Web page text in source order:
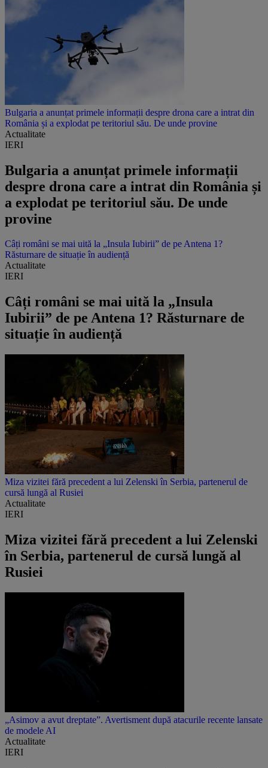
Bulgaria a anunțat primele informații despre drona care a intrat din
România și a explodat pe teritoriul său. De unde provine
Actualitate
IERI
Bulgaria a anunțat primele informații
despre drona care a intrat din România și
a explodat pe teritoriul său. De unde
provine
Câți români se mai uită la „Insula Iubirii” de pe Antena 1?
Răsturnare de situație în audiență
Actualitate
IERI
Câți români se mai uită la „Insula
Iubirii” de pe Antena 1? Răsturnare de
situație în audiență
Miza vizitei fără precedent a lui Zelenski în Serbia, partenerul de
cursă lungă al Rusiei
Actualitate
IERI
Miza vizitei fără precedent a lui Zelenski
în Serbia, partenerul de cursă lungă al
Rusiei
„Asimov a avut dreptate”. Avertisment după atacurile recente lansate
de modele AI
Actualitate
IERI